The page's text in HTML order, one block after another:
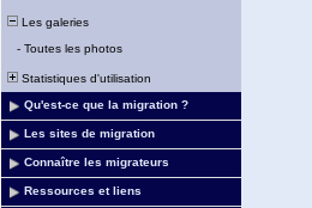
Les galeries
- Toutes les photos
Statistiques d'utilisation
Qu'est-ce que la migration ?
Les sites de migration
Connaître les migrateurs
Ressources et liens